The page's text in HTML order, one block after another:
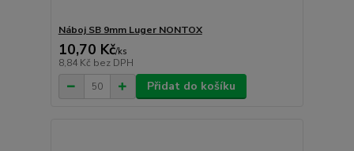
Náboj SB 9mm Luger NONTOX
10,70 Kč/ks
8,84 Kč bez DPH
Přidat do košíku